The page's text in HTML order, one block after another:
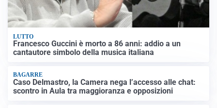
LUTTO
Francesco Guccini è morto a 86 anni: addio a un
cantautore simbolo della musica italiana
BAGARRE
Caso Delmastro, la Camera nega l’accesso alle chat:
scontro in Aula tra maggioranza e opposizioni